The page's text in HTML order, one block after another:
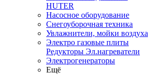
HUTER
Насосное оборудование
Снегоуборочная техника
Увлажнители, мойки воздуха
Электро газовые плиты
Редукторы Эл.нагреватели
Электрогенераторы
Ещё